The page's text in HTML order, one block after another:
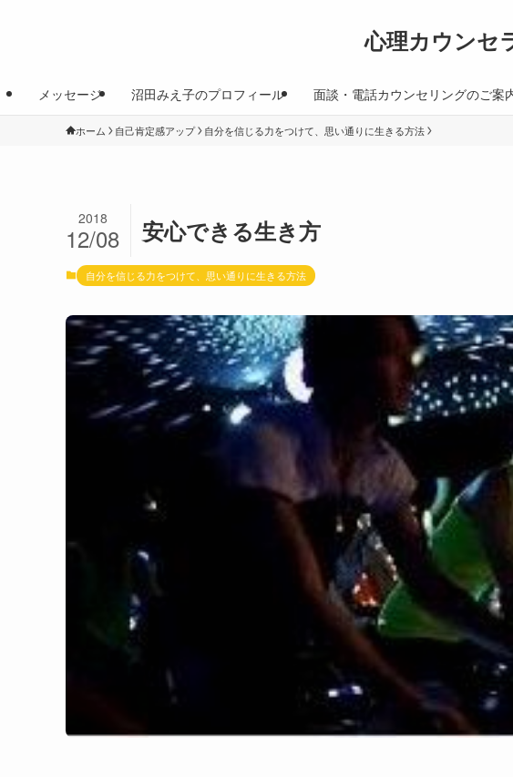
心理カウンセ
メッセージ 沼田みえ子のプロフィール 面談・電話カウンセリングのご案
ホーム 自己肯定感アップ 自分を信じる力をつけて、思い通りに生きる方法
安心できる生き方
2018
12/08
自分を信じる力をつけて、思い通りに生きる方法